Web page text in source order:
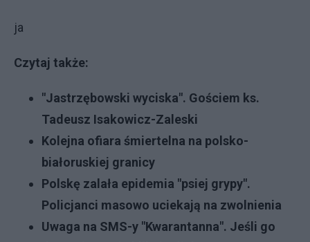
ja
Czytaj także:
"Jastrzębowski wyciska". Gościem ks.
Tadeusz Isakowicz-Zaleski
Kolejna ofiara śmiertelna na polsko-
białoruskiej granicy
Polskę zalała epidemia "psiej grypy".
Policjanci masowo uciekają na zwolnienia
Uwaga na SMS-y "Kwarantanna". Jeśli go